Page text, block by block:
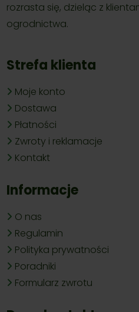
rozrasta się, dzieląc z
ogrodnictwa.
Strefa klienta
Moje konto
Dostawa
Płatności
Zwroty i reklamacje
Kontakt
Informacje
O nas
Regulamin
Polityka prywatności
Poradniki
Formularz zwrotu